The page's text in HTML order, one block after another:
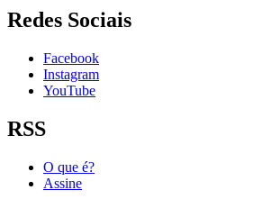
Redes Sociais
Facebook
Instagram
YouTube
RSS
O que é?
Assine